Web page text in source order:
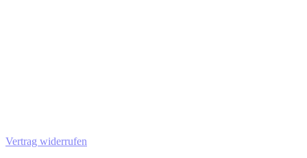
Vertrag widerrufen